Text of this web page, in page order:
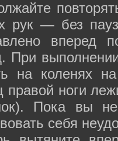
рук — без
вперед
При
на коленях
правой ноги
Пока вы
себя